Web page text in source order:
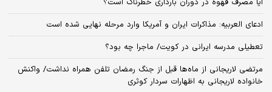
ادعای العربیه: مذاکرات ایران و آمریکا وارد مرحله نهایی شده است
تعطیلی مدرسه ایرانی در کویت/ ماجرا چه بود؟
مرتضی لاریجانی از ماه‌ها قبل از جنگ رمضان تلفن همراه نداشت/ واکنش
خانواده لاریجانی به اظهارات سردار کوثری